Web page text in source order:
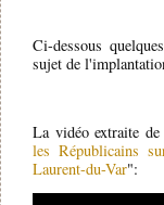
Ci-dessous
sujet de
La vidéo extraite
les Républicains
Laurent-du-Var":